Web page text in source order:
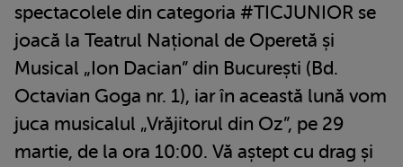
spectacolele din categoria #TICJUNIOR se
joacă la Teatrul Național de Operetă și
Musical „Ion Dacian” din București (Bd.
Octavian Goga nr. 1), iar în această lună vom
juca musicalul „Vrăjitorul din Oz”, pe 29
martie, de la ora 10:00. Vă aștept cu drag și